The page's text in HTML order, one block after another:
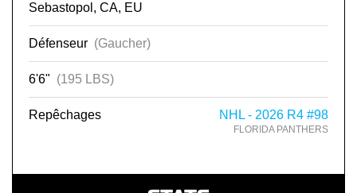
Sebastopol, CA, EU
Défenseur (Gaucher)
6'6" (195 LBS)
Repêchages NHL - 2026 R4 #98
FLORIDA PANTHERS